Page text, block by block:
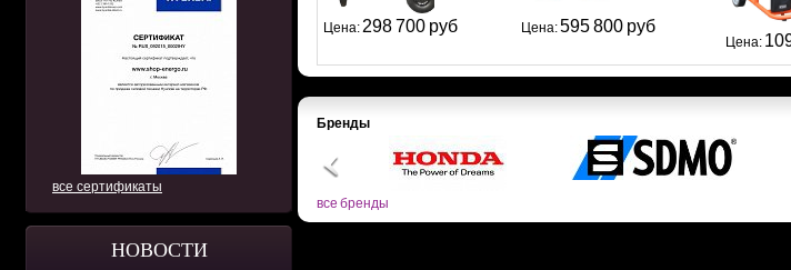
все сертификаты
НОВОСТИ
Цена: 298 700 руб Цена:595 800 руб
Цена:
Бренды
все бренды